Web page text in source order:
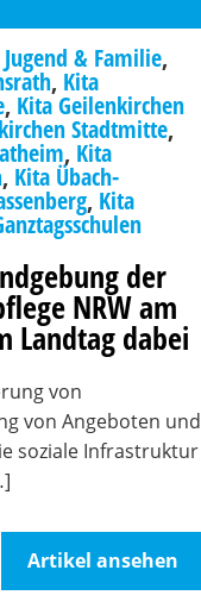
& Familie,
, Kita
, Kita Geilenkirchen
Stadtmitte,
, Kita
, Kita Übach-
, Kita
der
NRW am
Landtag dabei
von
von Angeboten und
soziale Infrastruktur
Artikel ansehen